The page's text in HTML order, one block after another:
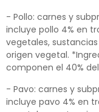
- Pollo: carnes y
incluye pollo 4% en
vegetales,
origen vegetal.
componen el 40%
- Pavo: carnes y
incluye pavo 4% en